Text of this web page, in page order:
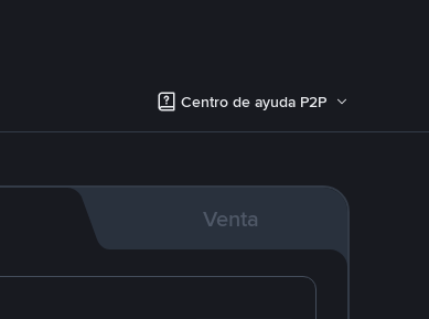
Centro de ayuda P2P
Venta